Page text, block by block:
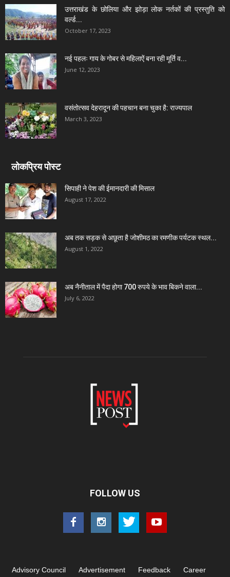
उत्तराखंड के छोलिया और झोड़ा लोक नर्तकों की प्रस्तुति को
वर्ल्ड...
October 17, 2023
नई पहलः गाय के गोबर से महिलाऐं बना रही मूर्ति व...
June 12, 2023
वसंतोत्सव देहरादून की पहचान बना चुका है: राज्यपाल
March 3, 2023
लोकप्रिय पोस्ट
सिपाही ने पेश की ईमानदारी की मिसाल
August 17, 2022
अब तक सड़क से अछूता है जोशीमठ का रमणीक पर्यटक स्थल...
August 1, 2022
अब नैनीताल में पैदा होगा 700 रुपये के भाव बिकने वाला...
July 6, 2022
FOLLOW US
Advisory Council Advertisement Feedback Career